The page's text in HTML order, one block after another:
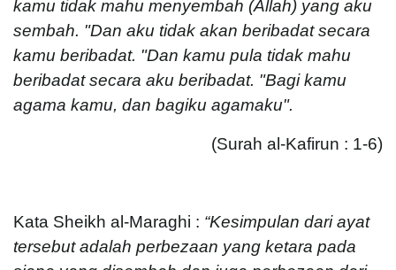
kamu tidak mahu menyembah (Allah) yang aku
sembah. "Dan aku tidak akan beribadat secara
kamu beribadat. "Dan kamu pula tidak mahu
beribadat secara aku beribadat. "Bagi kamu
agama kamu, dan bagiku agamaku".
(Surah al-Kafirun : 1-6)
Kata Sheikh al-Maraghi : “Kesimpulan dari ayat
tersebut adalah perbezaan yang ketara pada